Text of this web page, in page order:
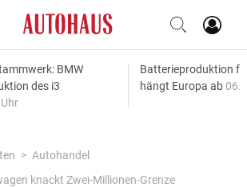
BMW
des i3
Batterieproduktion
hängt Europa ab
Autohandel
knackt Zwei-Millionen-Grenze